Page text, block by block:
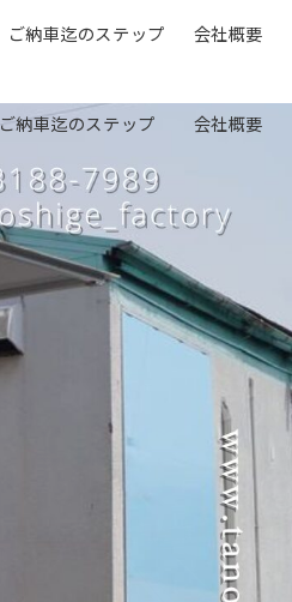
ご納車迄のステップ 会社概要
ご納車迄のステップ 会社概要